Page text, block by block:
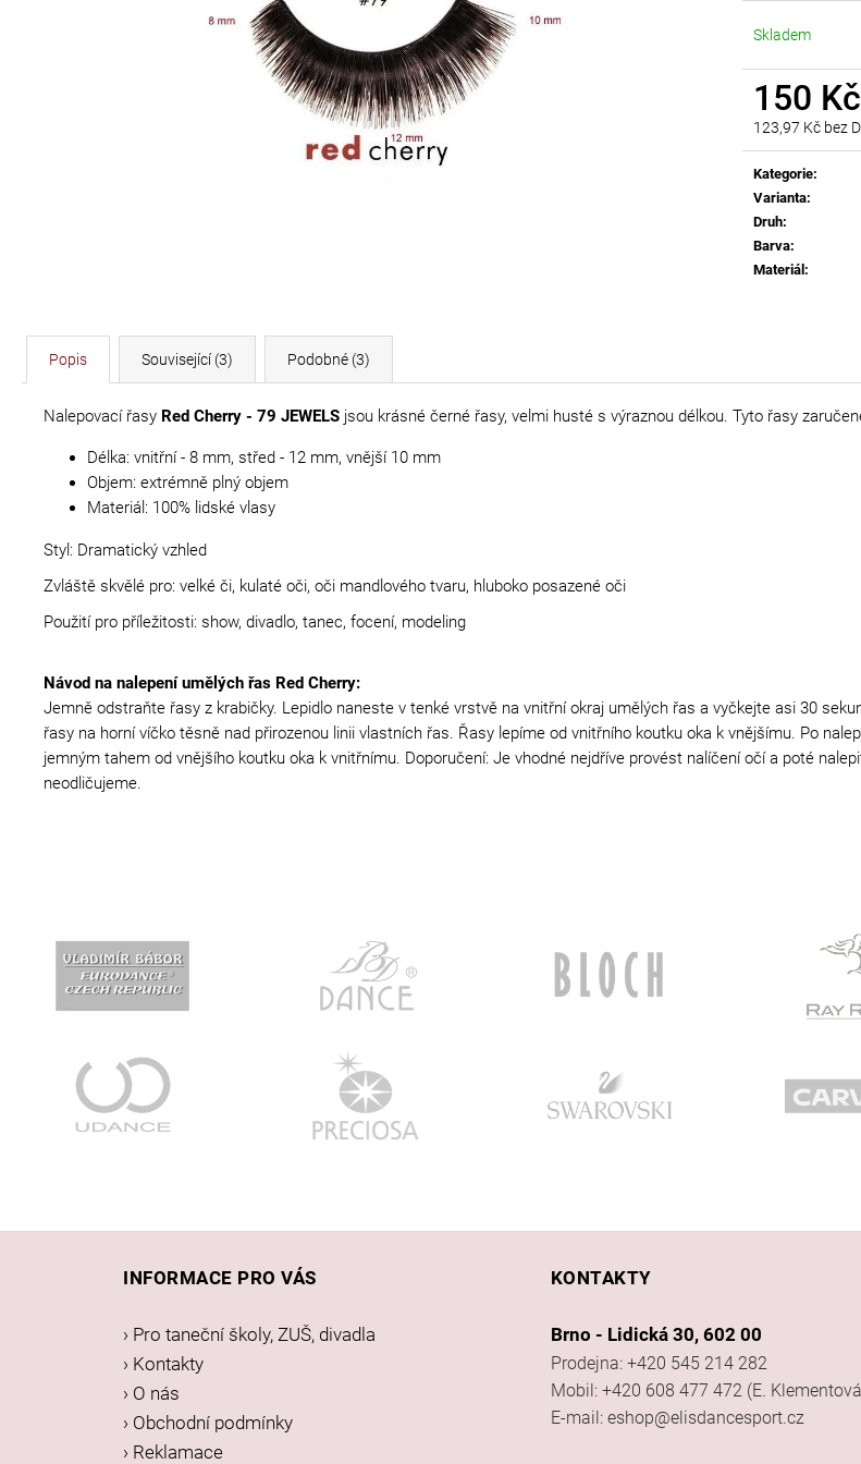
Skladem
150 Kč
123,97 Kč bez
Měrná
cena:
Kategorie:
Varianta:
Druh:
Barva:
Materiál:
Popis Související (3) Podobné (3)
Nalepovací řasy Red Cherry - 79 JEWELS jsou krásné černé řasy, velmi husté s výraznou délkou. Tyto řasy
Délka: vnitřní - 8 mm, střed - 12 mm, vnější 10 mm
Objem: extrémně plný objem
Materiál: 100% lidské vlasy
Styl: Dramatický vzhled
Zvláště skvělé pro: velké či, kulaté oči, oči mandlového tvaru, hluboko posazené oči
Použití pro příležitosti: show, divadlo, tanec, focení, modeling
Návod na nalepení umělých řas Red Cherry:
Jemně odstraňte řasy z krabičky. Lepidlo naneste v tenké vrstvě na vnitřní okraj umělých řas a vyčkejte asi 30
řasy na horní víčko těsně nad přirozenou linii vlastních řas. Řasy lepíme od vnitřního koutku oka k vnějšímu. Po
jemným tahem od vnějšího koutku oka k vnitřnímu. Doporučení: Je vhodné nejdříve provést nalíčení očí a poté
neodličujeme.
DÉLKA 30 CM
AB
299 Kč
INFORMACE PRO VÁS
› Pro taneční školy, ZUŠ, divadla
› Kontakty
› O nás
› Obchodní podmínky
› Reklamace
KONTAKTY
Brno - Lidická 30, 602 00
Prodejna: +420 545 214 282
Mobil: +420 608 477 472 (E.
E-mail: eshop@elisdancesport.cz